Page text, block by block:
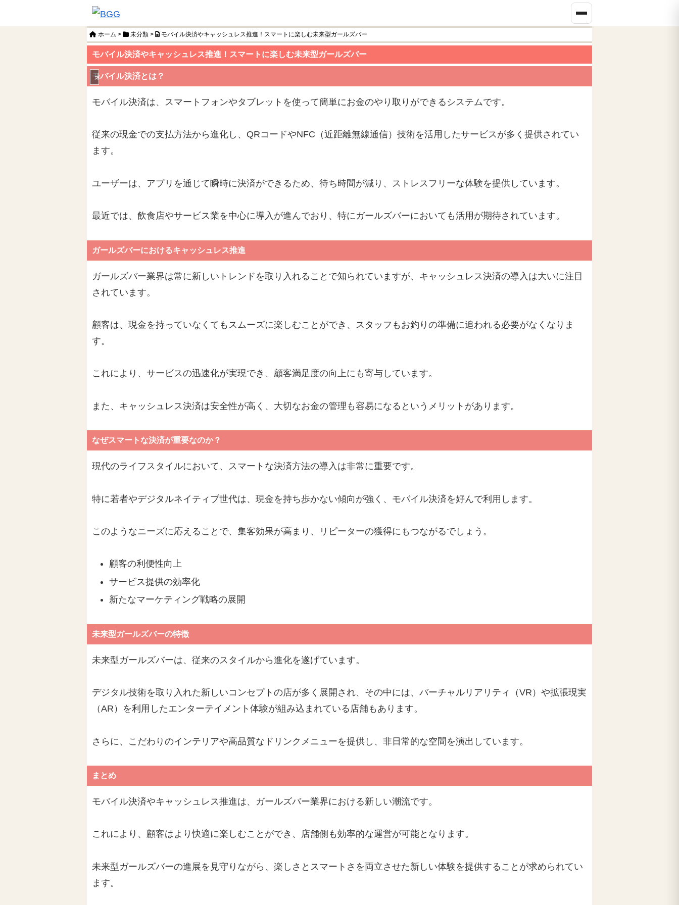
ホーム > 未分類 > モバイル決済やキャッシュレス推進！スマートに楽しむ未来型ガールズバー
モバイル決済やキャッシュレス推進！スマートに楽しむ未来型ガールズバー
未分類
モバイル決済とは？
モバイル決済は、スマートフォンやタブレットを使って簡単にお金のやり取りができるシステムです。
従来の現金での支払方法から進化し、QRコードやNFC（近距離無線通信）技術を活用したサービスが多く提供されてい
ます。
ユーザーは、アプリを通じて瞬時に決済ができるため、待ち時間が減り、ストレスフリーな体験を提供しています。
最近では、飲食店やサービス業を中心に導入が進んでおり、特にガールズバーにおいても活用が期待されています。
ガールズバーにおけるキャッシュレス推進
ガールズバー業界は常に新しいトレンドを取り入れることで知られていますが、キャッシュレス決済の導入は大いに注目
されています。
顧客は、現金を持っていなくてもスムーズに楽しむことができ、スタッフもお釣りの準備に追われる必要がなくなりま
す。
これにより、サービスの迅速化が実現でき、顧客満足度の向上にも寄与しています。
また、キャッシュレス決済は安全性が高く、大切なお金の管理も容易になるというメリットがあります。
なぜスマートな決済が重要なのか？
現代のライフスタイルにおいて、スマートな決済方法の導入は非常に重要です。
特に若者やデジタルネイティブ世代は、現金を持ち歩かない傾向が強く、モバイル決済を好んで利用します。
このようなニーズに応えることで、集客効果が高まり、リピーターの獲得にもつながるでしょう。
顧客の利便性向上
サービス提供の効率化
新たなマーケティング戦略の展開
未来型ガールズバーの特徴
未来型ガールズバーは、従来のスタイルから進化を遂げています。
デジタル技術を取り入れた新しいコンセプトの店が多く展開され、その中には、バーチャルリアリティ（VR）や拡張現実
（AR）を利用したエンターテイメント体験が組み込まれている店舗もあります。
さらに、こだわりのインテリアや高品質なドリンクメニューを提供し、非日常的な空間を演出しています。
まとめ
モバイル決済やキャッシュレス推進は、ガールズバー業界における新しい潮流です。
これにより、顧客はより快適に楽しむことができ、店舗側も効率的な運営が可能となります。
未来型ガールズバーの進展を見守りながら、楽しさとスマートさを両立させた新しい体験を提供することが求められてい
ます。